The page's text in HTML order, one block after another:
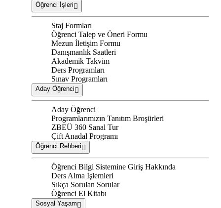
Öğrenci İşleri
Staj Formları
Öğrenci Talep ve Öneri Formu
Mezun İletişim Formu
Danışmanlık Saatleri
Akademik Takvim
Ders Programları
Sınav Programları
Aday Öğrenci
Aday Öğrenci
Programlarımızın Tanıtım Broşürleri
ZBEÜ 360 Sanal Tur
Çift Anadal Programı
Öğrenci Rehberi
Öğrenci Bilgi Sistemine Giriş Hakkında
Ders Alma İşlemleri
Sıkça Sorulan Sorular
Öğrenci El Kitabı
Sosyal Yaşam